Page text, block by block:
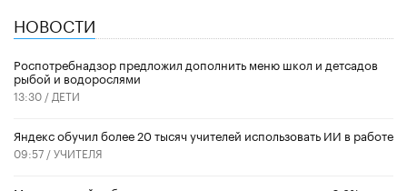
НОВОСТИ
Роспотребнадзор предложил дополнить меню школ и детсадов
рыбой и водорослями
13:30 / ДЕТИ
​Яндекс обучил более 20 тысяч учителей использовать ИИ в работе
09:57 /УЧИТЕЛЯ